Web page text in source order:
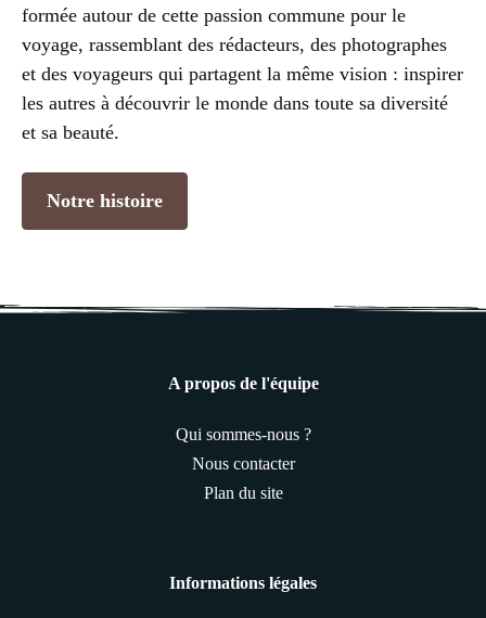
formée autour de cette passion commune pour le
voyage, rassemblant des rédacteurs, des photographes
et des voyageurs qui partagent la même vision : inspirer
les autres à découvrir le monde dans toute sa diversité
et sa beauté.
Notre histoire
A propos de l'équipe
Qui sommes-nous ?
Nous contacter
Plan du site
Informations légales